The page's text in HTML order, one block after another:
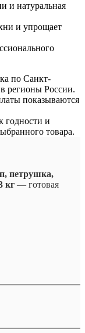
и натуральная
и упрощает
по Санкт-
в регионы России.
показываются
годности и
товара.
петрушка,
кг — готовая